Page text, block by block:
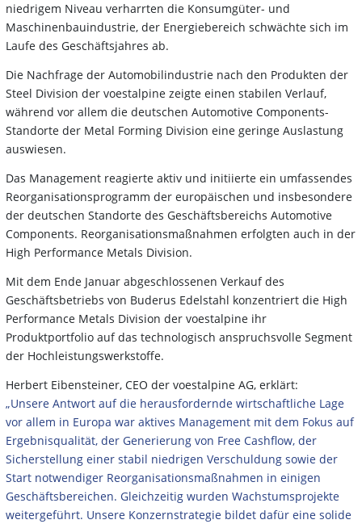
niedrigem Niveau verharrten die Konsumgüter- und
Maschinenbauindustrie, der Energiebereich schwächte sich im
Laufe des Geschäftsjahres ab.
Die Nachfrage der Automobilindustrie nach den Produkten der
Steel Division der voestalpine zeigte einen stabilen Verlauf,
während vor allem die deutschen Automotive Components-
Standorte der Metal Forming Division eine geringe Auslastung
auswiesen.
Das Management reagierte aktiv und initiierte ein umfassendes
Reorganisationsprogramm der europäischen und insbesondere
der deutschen Standorte des Geschäftsbereichs Automotive
Components. Reorganisationsmaßnahmen erfolgten auch in der
High Performance Metals Division.
Mit dem Ende Januar abgeschlossenen Verkauf des
Geschäftsbetriebs von Buderus Edelstahl konzentriert die High
Performance Metals Division der voestalpine ihr
Produktportfolio auf das technologisch anspruchsvolle Segment
der Hochleistungswerkstoffe.
Herbert Eibensteiner, CEO der voestalpine AG, erklärt:
„Unsere Antwort auf die herausfordernde wirtschaftliche Lage
vor allem in Europa war aktives Management mit dem Fokus auf
Ergebnisqualität, der Generierung von Free Cashflow, der
Sicherstellung einer stabil niedrigen Verschuldung sowie der
Start notwendiger Reorganisationsmaßnahmen in einigen
Geschäftsbereichen. Gleichzeitig wurden Wachstumsprojekte
weitergeführt. Unsere Konzernstrategie bildet dafür eine solide